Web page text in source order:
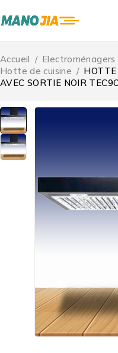
Accueil / Electroménagers
Hotte de cuisine / HOTTE
AVEC SORTIE NOIR